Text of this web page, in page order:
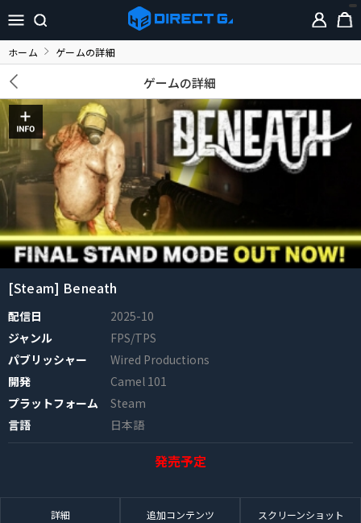
ホーム ゲームの詳細
ゲームの詳細
[Steam] Beneath
配信日
2025-10
ジャンル
FPS/TPS
パブリッシャー
Wired Productions
開発
Camel 101
プラットフォーム
Steam
言語
日本語
発売予定
詳細 追加コンテンツ スクリーンショット